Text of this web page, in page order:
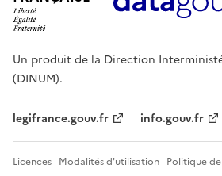
Un produit de la Direction
(DINUM).
legifrance.gouv.fr info.gouv.fr
Licences Modalités d'utilisation Politique